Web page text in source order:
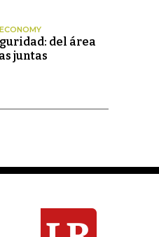
del área
juntas